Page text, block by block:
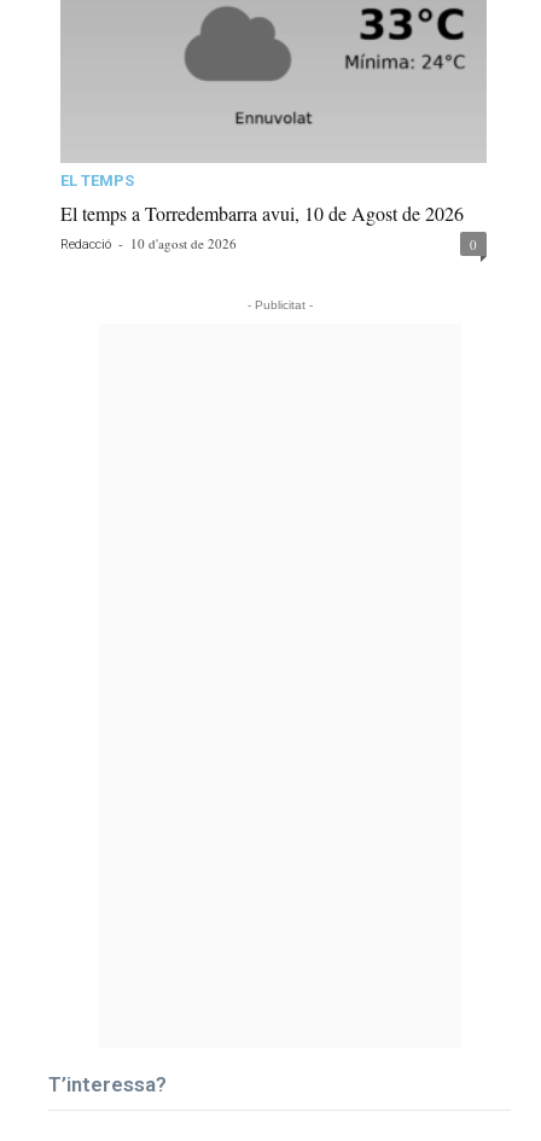
EL TEMPS
El temps a Torredembarra avui, 10 de Agost de 2026
Redacció - 10 d'agost de 2026 0
- Publicitat -
T’interessa?